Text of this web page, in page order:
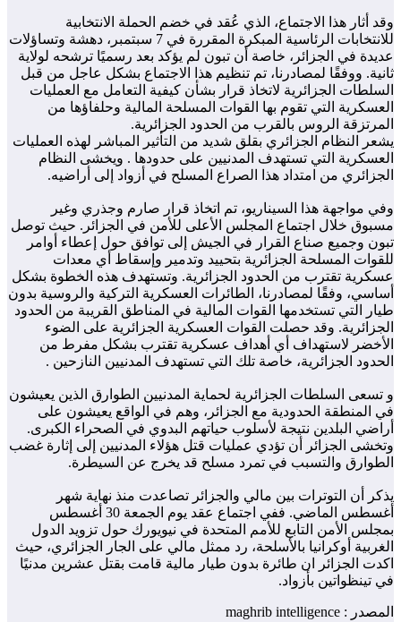
وقد أثار هذا الاجتماع، الذي عُقد في خضم الحملة الانتخابية
للانتخابات الرئاسية المبكرة المقررة في 7 سبتمبر، دهشة وتساؤلات
عديدة في الجزائر، خاصة أن تبون لم يؤكد بعد رسميًا ترشحه لولاية
ثانية. ووفقًا لمصادرنا، تم تنظيم هذا الاجتماع بشكل عاجل من قبل
السلطات الجزائرية لاتخاذ قرار بشأن كيفية التعامل مع العمليات
العسكرية التي تقوم بها القوات المسلحة المالية وحلفاؤها من
المرتزقة الروس بالقرب من الحدود الجزائرية.
يشعر النظام الجزائري بقلق شديد من التأثير المباشر لهذه العمليات
العسكرية التي تستهدف المدنيين على حدودها . ويخشى النظام
الجزائري من امتداد هذا الصراع المسلح في أزواد إلى أراضيه.
وفي مواجهة هذا السيناريو، تم اتخاذ قرار صارم وجذري وغير
مسبوق خلال اجتماع المجلس الأعلى للأمن في الجزائر. حيث توصل
تبون وجميع صناع القرار في الجيش إلى توافق حول إعطاء أوامر
للقوات المسلحة الجزائرية بتحييد وتدمير وإسقاط أي معدات
عسكرية تقترب من الحدود الجزائرية. وتستهدف هذه الخطوة بشكل
أساسي، وفقًا لمصادرنا، الطائرات العسكرية التركية والروسية بدون
طيار التي تستخدمها القوات المالية في المناطق القريبة من الحدود
الجزائرية. وقد حصلت القوات العسكرية الجزائرية على الضوء
الأخضر لاستهداف أي أهداف عسكرية تقترب بشكل مفرط من
الحدود الجزائرية، خاصة تلك التي تستهدف المدنيين النازحين .
و تسعى السلطات الجزائرية لحماية المدنيين الطوارق الذين يعيشون
في المنطقة الحدودية مع الجزائر، وهم في الواقع يعيشون على
أراضي البلدين نتيجة لأسلوب حياتهم البدوي في الصحراء الكبرى.
وتخشى الجزائر أن تؤدي عمليات قتل هؤلاء المدنيين إلى إثارة غضب
الطوارق والتسبب في تمرد مسلح قد يخرج عن السيطرة.
يذكر أن التوترات بين مالي والجزائر تصاعدت منذ نهاية شهر
أغسطس الماضي. ففي اجتماع عقد يوم الجمعة 30 أغسطس
بمجلس الأمن التابع للأمم المتحدة في نيويورك حول تزويد الدول
الغربية أوكرانيا بالأسلحة، رد ممثل مالي على الجار الجزائري، حيث
اكدت الجزائر ان طائرة بدون طيار مالية قامت بقتل عشرين مدنيًا
في تينظواتين بأزواد.
المصدر : maghrib intelligence